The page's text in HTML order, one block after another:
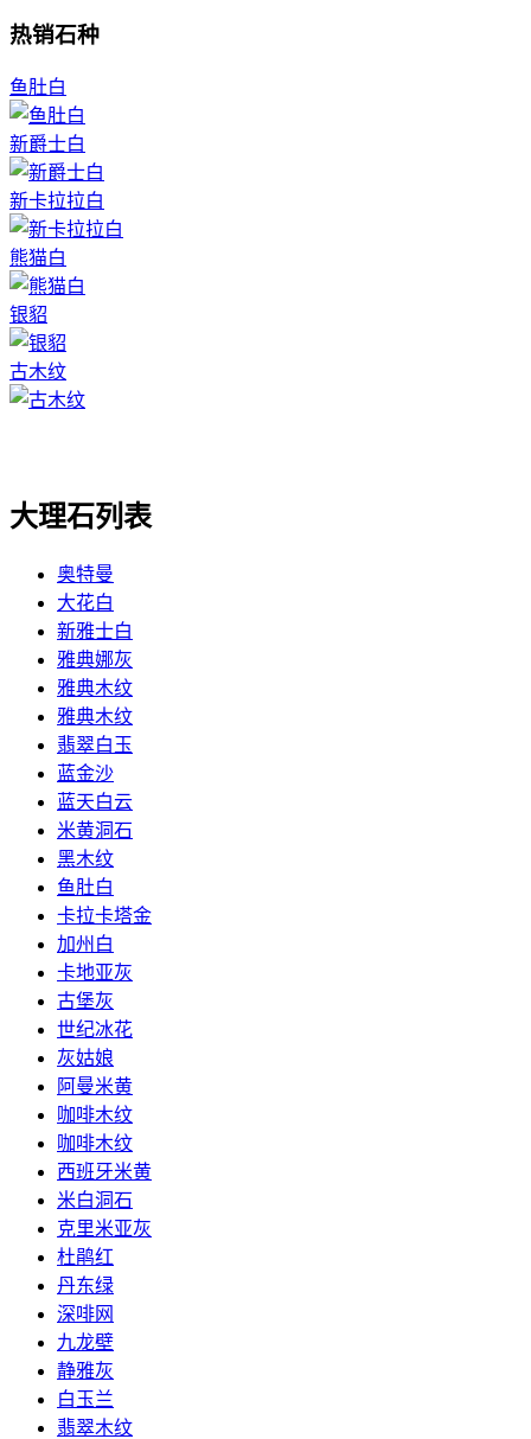
热销石种
鱼肚白
新爵士白
新卡拉拉白
熊猫白
银貂
古木纹
大理石列表
奥特曼
大花白
新雅士白
雅典娜灰
雅典木纹
雅典木纹
翡翠白玉
蓝金沙
蓝天白云
米黄洞石
黑木纹
鱼肚白
卡拉卡塔金
加州白
卡地亚灰
古堡灰
世纪冰花
灰姑娘
阿曼米黄
咖啡木纹
咖啡木纹
西班牙米黄
米白洞石
克里米亚灰
杜鹃红
丹东绿
深啡网
九龙壁
静雅灰
白玉兰
翡翠木纹